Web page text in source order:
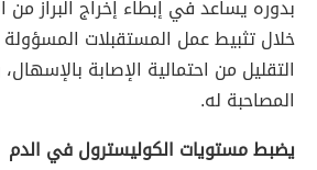
بدوره يساعد في إبطاء إخراج البراز من
خلال تثبيط عمل المستقبلات المسؤولة
التقليل من احتمالية الإصابة
المصاحبة له.
يضبط مستويات الكوليسترول في الدم